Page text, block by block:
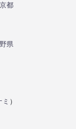
都
県
）